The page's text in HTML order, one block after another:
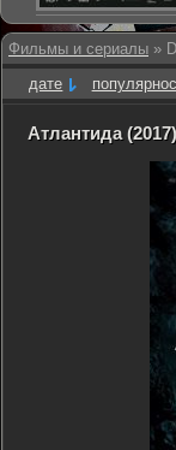
Фильмы и сериалы »
дате
Атлантида